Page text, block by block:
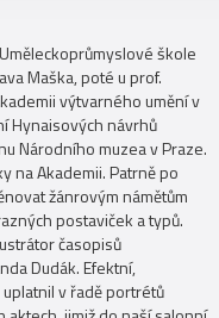
škole
Maška, poté u prof.
výtvarného umění v
Hynaisových návrhů
Národního muzea v Praze.
na Akademii. Patrně po
žánrovým námětům
postaviček a typů.
časopisů
Dudák. Efektní,
v řadě portrétů